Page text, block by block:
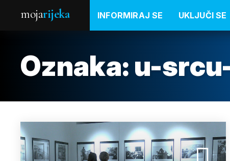
mojarijeka INFORMIRAJ SE UKLJUČI SE
Oznaka: u-